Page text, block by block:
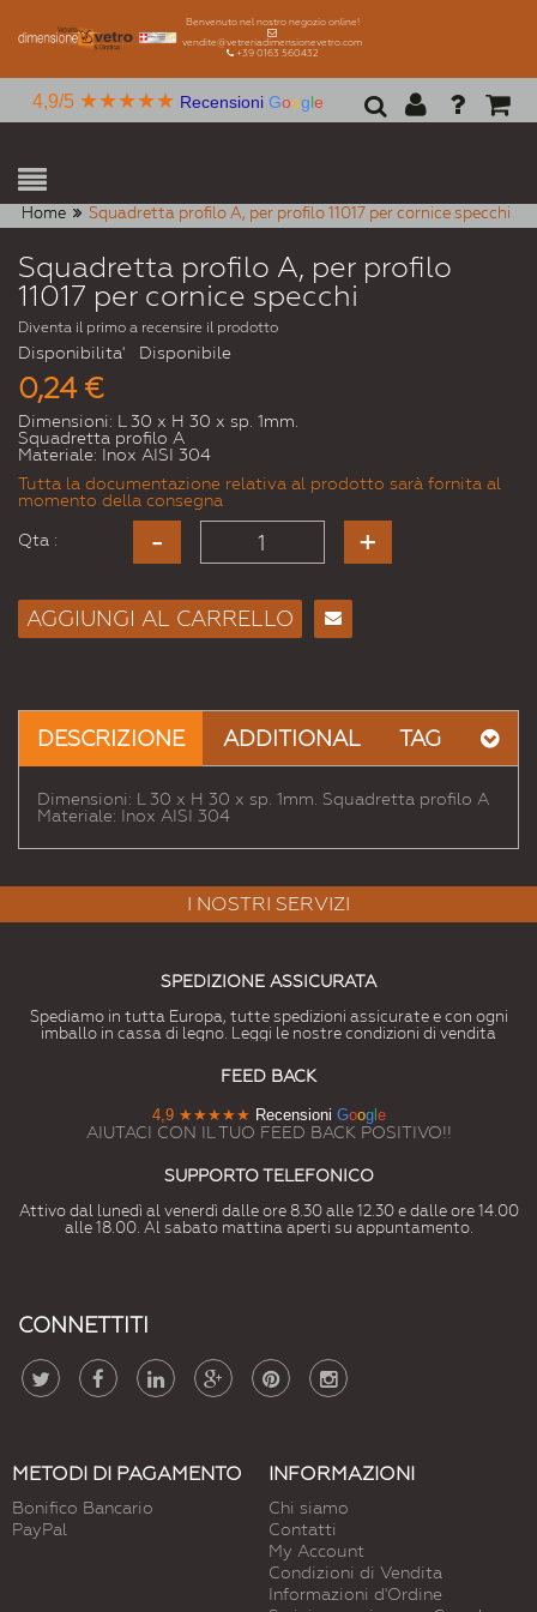
Benvenuto nel nostro negozio online!
vendite@vetreriadimensionevetro.com
+39 0163 560432
4,9/5 ★★★★★ Recensioni Google
Home Squadretta profilo A, per profilo 11017 per cornice specchi
Squadretta profilo A, per profilo
11017 per cornice specchi
Diventa il primo a recensire il prodotto
Disponibilita' Disponibile
0,24 €
Dimensioni: L 30 x H 30 x sp. 1mm.
Squadretta profilo A
Materiale: Inox AISI 304
Tutta la documentazione relativa al prodotto sarà fornita al
momento della consegna
Qta :
AGGIUNGI AL CARRELLO
Amico
DESCRIZIONE ADDITIONAL TAG
Dimensioni: L 30 x H 30 x sp. 1mm. Squadretta profilo A
Materiale: Inox AISI 304
I NOSTRI SERVIZI
SPEDIZIONE ASSICURATA
Spediamo in tutta Europa, tutte spedizioni assicurate e con ogni
imballo in cassa di legno. Leggi le nostre condizioni di vendita
FEED BACK
4,9 ★★★★★ Recensioni Googl e
AIUTACI CON IL TUO FEED BACK POSITIVO!!
SUPPORTO TELEFONICO
Attivo dal lunedì al venerdì dalle ore 8.30 alle 12.30 e dalle ore 14.00
alle 18.00. Al sabato mattina aperti su appuntamento.
CONNETTITI
METODI DI PAGAMENTO
Bonifico Bancario
PayPal
INFORMAZIONI
Chi siamo
Contatti
My Account
Condizioni di Vendita
Informazioni d'Ordine